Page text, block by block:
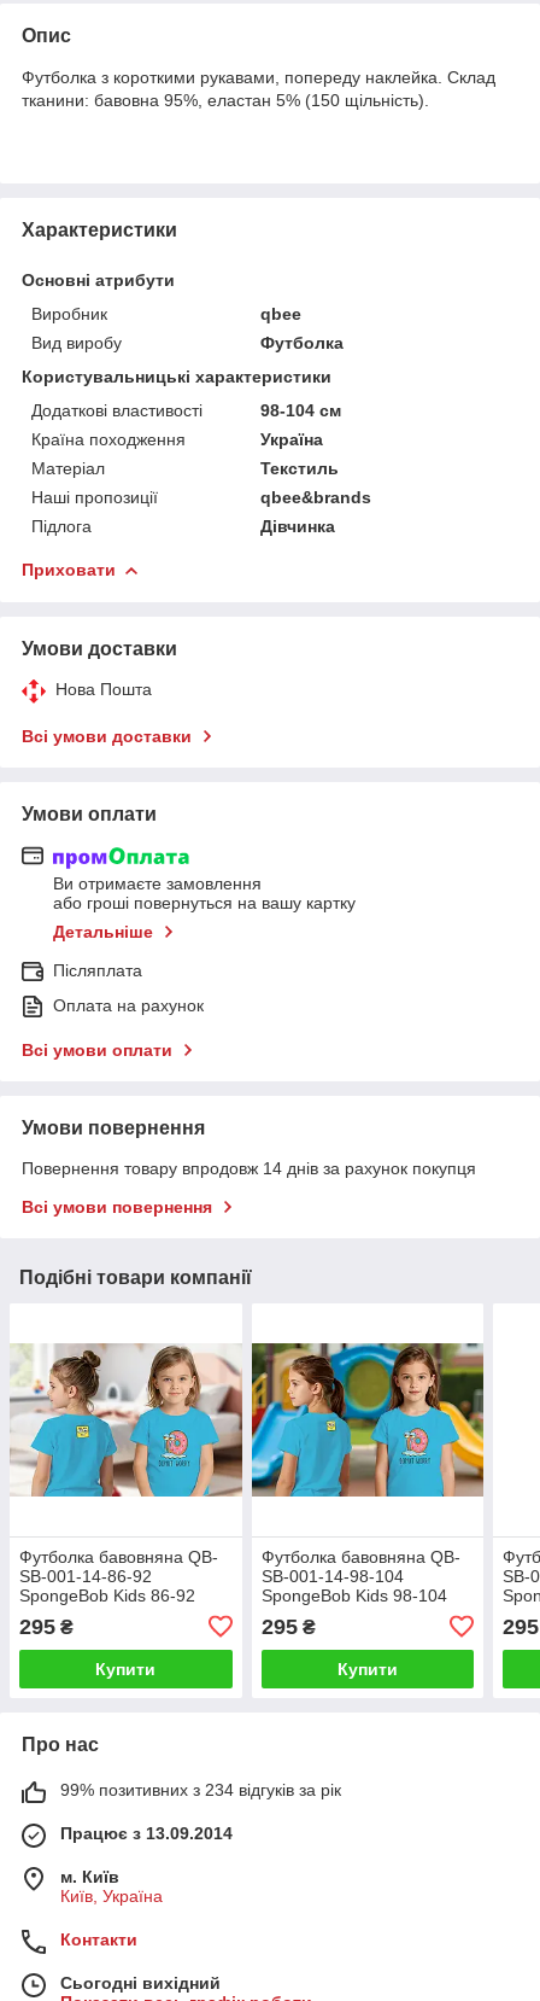
Опис
Футболка з короткими рукавами, попереду наклейка. Склад
тканини: бавовна 95%, еластан 5% (150 щільність).
Характеристики
Основні атрибути
Виробник
qbee
Вид виробу
Футболка
Користувальницькі характеристики
Додаткові властивості
98-104 см
Країна походження
Україна
Матеріал
Текстиль
Наші пропозиції
qbee&brands
Підлога
Дівчинка
Приховати
Умови доставки
Нова Пошта
Всі умови доставки
Умови оплати
Ви отримаєте замовлення
або гроші повернуться на вашу картку
Детальніше
Післяплата
Оплата на рахунок
Всі умови оплати
Умови повернення
Повернення товару впродовж 14 днів за рахунок покупця
Всі умови повернення
Подібні товари компанії
Футболка бавовняна QB-
SB-001-14-86-92
SpongeBob Kids 86-92
295 ₴
Купити
Футболка бавовняна QB-
SB-001-14-98-104
SpongeBob Kids 98-104
295₴
Купити
SB-
295
Про нас
99% позитивних з 234 відгуків за рік
Працює з 13.09.2014
м. Київ
Київ, Україна
Контакти
Сьогодні вихідний